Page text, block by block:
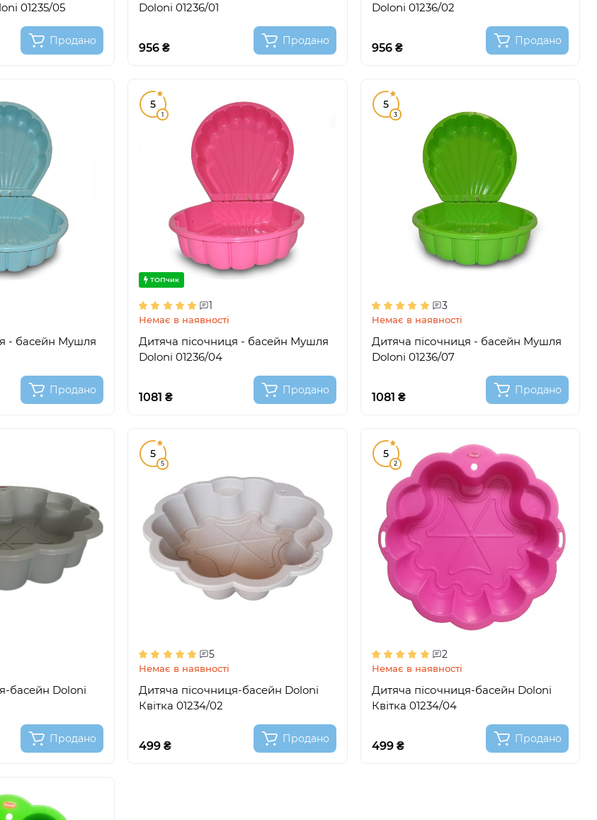
01235/05
Продано
Doloni 01236/01
956 ₴
Продано
Doloni 01236/02
956 ₴
Продано
- басейн Мушля
Продано
5
1
ТОПчик
1
Немає в наявності
Дитяча пісочниця - басейн Мушля
Doloni 01236/04
1081 ₴
Продано
5
3
3
Немає в наявності
Дитяча пісочниця - басейн Мушля
Doloni 01236/07
1081 ₴
Продано
басейн Doloni
Продано
5
5
5
Немає в наявності
Дитяча пісочниця-басейн Doloni
Квітка 01234/02
499 ₴
Продано
5
2
2
Немає в наявності
Дитяча пісочниця-басейн Doloni
Квітка 01234/04
499 ₴
Продано